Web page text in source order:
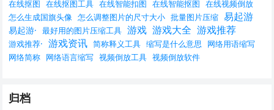
在线抠图 在线抠图工具 在线智能扣图 在线智能抠图 在线视频倒放
怎么生成国旗头像 怎么调整图片的尺寸大小 批量图片压缩 易起游
易起游· 最好用的图片压缩工具 游戏 游戏大全 游戏推荐
游戏推荐· 游戏资讯 简称释义工具 缩写是什么意思
网络用语缩写
网络简称 网络语言缩写 视频倒放工具 视频倒放软件
归档